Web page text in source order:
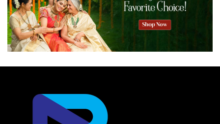
സര്‍ക്കാര്‍ അത് ഒളിപ്പിച്ചുവയ്ക്കുകയായിരുന്നു. വിവരം
പുറംലോകത്തെ അറിയിച്ച ആരോഗ്യ
പ്രവര്‍ത്തകരെയും മാധ്യമപ്രവര്‍ത്തകരെയും
ശിക്ഷിക്കാനാണ് ചൈനീസ് ഭരണകൂടം ആദ്യം